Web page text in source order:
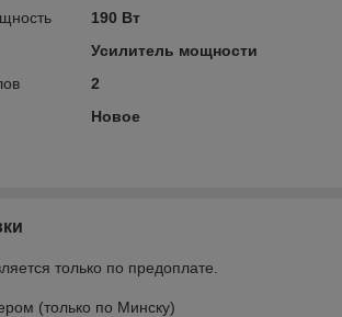
190 Вт
Усилитель мощности
2
Новое
только по предоплате.
(только по Минску)